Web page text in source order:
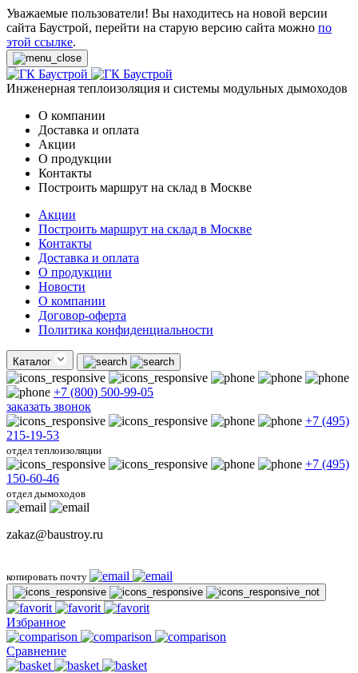
Уважаемые пользователи! Вы находитесь на новой версии
сайта Баустрой, перейти на старую версию сайта можно по
этой ссылке.
Инженерная теплоизоляция и системы модульных дымоходов
О компании
Доставка и оплата
Акции
О продукции
Контакты
Построить маршрут на склад в Москве
Акции
Построить маршрут на склад в Москве
Контакты
Доставка и оплата
О продукции
Новости
О компании
Договор-оферта
Политика конфиденциальности
Каталог
+7 (800) 500-99-05
заказать звонок
+7 (495)
215-19-53
отдел теплоизоляции
+7 (495)
150-60-46
отдел дымоходов
zakaz@baustroy.ru
копировать почту
Избранное
Сравнение